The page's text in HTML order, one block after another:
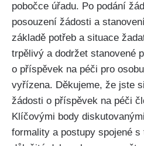
pobočce úřadu. Po podání
posouzení žádosti a
základě potřeb a situace
trpělivý a dodržet stanovené
o příspěvek na péči pro
vyřízena. Děkujeme, že jste
žádosti o příspěvek na péči
Klíčovými body
formality a postupy spojené